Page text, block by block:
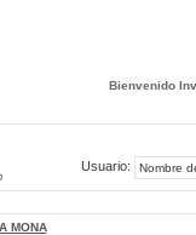
Bienvenido
Usuario:
MONA